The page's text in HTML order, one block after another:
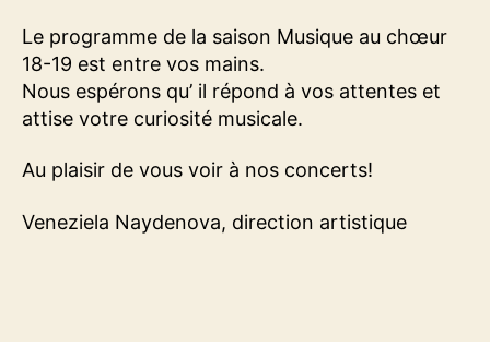
Le programme de la saison Musique au chœur
18-19 est entre vos mains.
Nous espérons qu’ il répond à vos attentes et
attise votre curiosité musicale.
Au plaisir de vous voir à nos concerts!
Veneziela Naydenova, direction artistique